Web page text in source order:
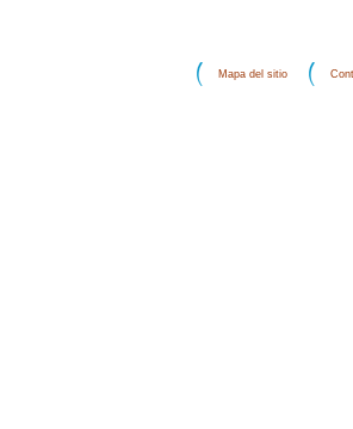
Mapa del sitio